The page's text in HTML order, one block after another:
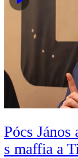
Pócs János
s maffia a